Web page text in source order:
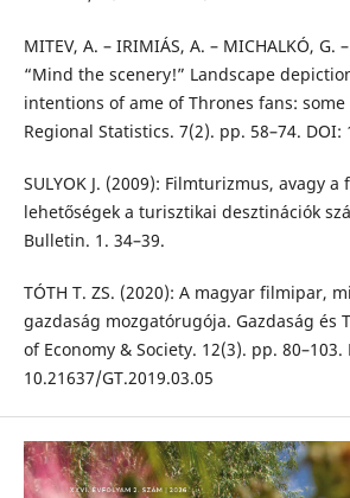
MITEV, A. – IRIMIÁS, A. – MICHALKÓ, G.
“Mind the scenery!” Landscape
intentions of ame of Thrones fans:
Regional Statistics. 7(2). pp. 58–74. DOI:
SULYOK J. (2009): Filmturizmus, avagy
lehetőségek a turisztikai desztinációk
Bulletin. 1. 34–39.
TÓTH T. ZS. (2020): A magyar filmipar,
gazdaság mozgatórugója. Gazdaság és
of Economy & Society. 12(3). pp. 80–103.
10.21637/GT.2019.03.05